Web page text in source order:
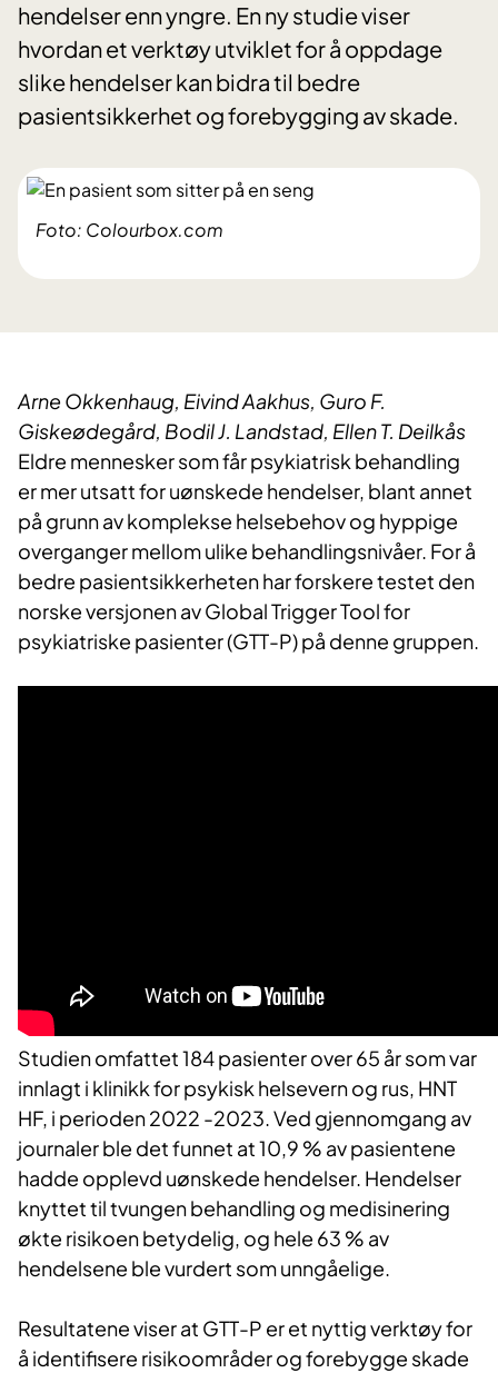
hendelser enn yngre. En ny studie viser
hvordan et verktøy utviklet for å oppdage
slike hendelser kan bidra til bedre
pasientsikkerhet og forebygging av skade.
Foto: Colourbox.com
Arne Okkenhaug, Eivind Aakhus, Guro F.
Giskeødegård, Bodil J. Landstad, Ellen T. Deilkås
Eldre mennesker som får psykiatrisk behandling
er mer utsatt for uønskede hendelser, blant annet
på grunn av komplekse helsebehov og hyppige
overganger mellom ulike behandlingsnivåer. For å
bedre pasientsikkerheten har forskere testet den
norske versjonen av Global Trigger Tool for
psykiatriske pasienter (GTT-P) på denne gruppen.
Studien omfattet 184 pasienter over 65 år som var
innlagt i klinikk for psykisk helsevern og rus, HNT
HF, i perioden 2022 -2023. Ved gjennomgang av
journaler ble det funnet at 10,9 % av pasientene
hadde opplevd uønskede hendelser. Hendelser
knyttet til tvungen behandling og medisinering
økte risikoen betydelig, og hele 63 % av
hendelsene ble vurdert som unngåelige.
Resultatene viser at GTT-P er et nyttig verktøy for
å identifisere risikoområder og forebygge skade